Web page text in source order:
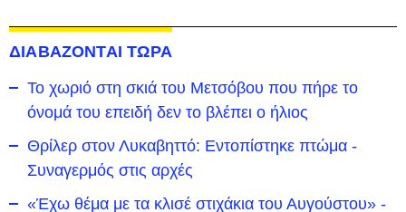
ΔΙΑΒΑΖΟΝΤΑΙ ΤΩΡΑ
Το χωριό στη σκιά του Μετσόβου που πήρε το
όνομά του επειδή δεν το βλέπει ο ήλιος
Θρίλερ στον Λυκαβηττό: Εντοπίστηκε πτώμα -
Συναγερμός στις αρχές
«Έχω θέμα με τα κλισέ στιχάκια του Αυγούστου» -